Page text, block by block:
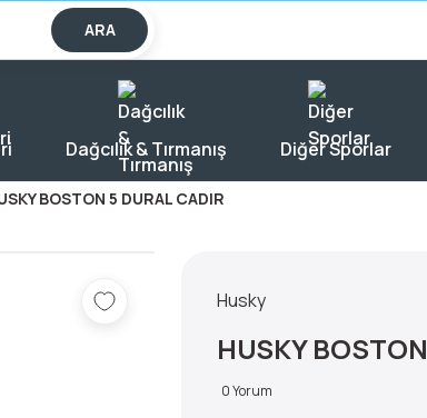
BEDAVA!
ARA
Dağcılık & Tırmanış Diğer Sporlar
BOSTON 5 DURAL CADIR
Husky
HUSKY
0 Yorum